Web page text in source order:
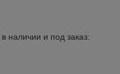
в наличии и под заказ: